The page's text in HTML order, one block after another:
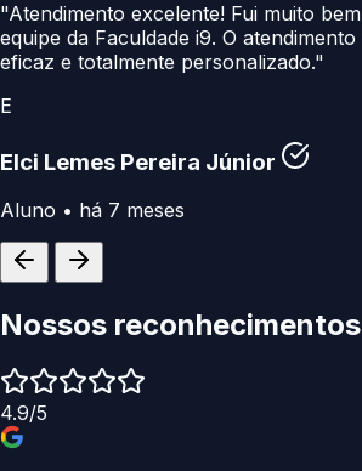
"Atendimento excelente! Fui muito
equipe da Faculdade i9. O
eficaz e totalmente personalizado."
E
Elci Lemes Pereira Júnior
Aluno • há 7 meses
Nossos reconhecimentos
4.9/5